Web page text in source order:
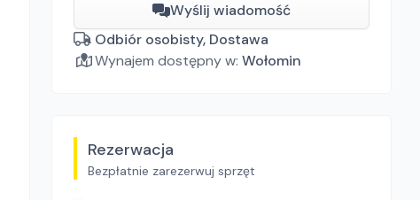
Wyślij wiadomość
Odbiór osobisty, Dostawa
Wynajem dostępny w: Wołomin
Rezerwacja
Bezpłatnie zarezerwuj sprzęt